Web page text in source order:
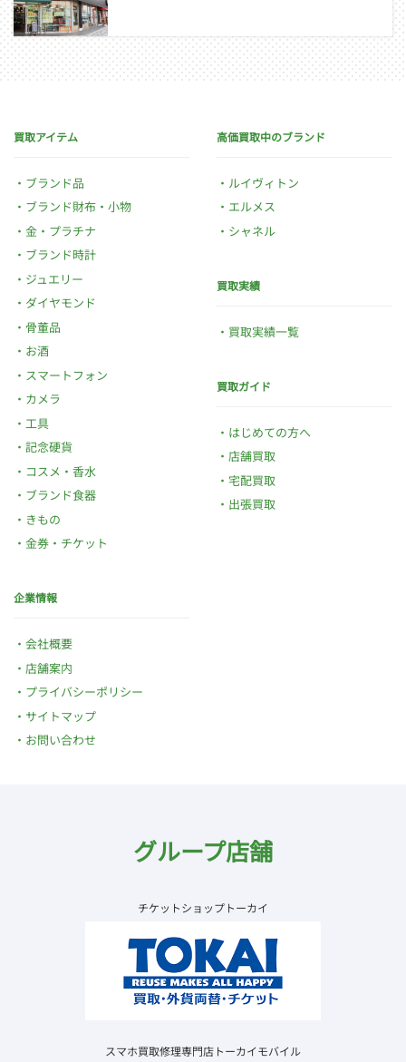
買取アイテム
ブランド品
ブランド財布・小物
金・プラチナ
ブランド時計
ジュエリー
ダイヤモンド
骨董品
お酒
スマートフォン
カメラ
工具
記念硬貨
コスメ・香水
ブランド食器
きもの
金券・チケット
高価買取中のブランド
ルイヴィトン
エルメス
シャネル
買取実績
買取実績一覧
買取ガイド
はじめての方へ
店舗買取
宅配買取
出張買取
企業情報
会社概要
店舗案内
プライバシーポリシー
サイトマップ
お問い合わせ
グループ店舗
チケットショップトーカイ
スマホ買取修理専門店トーカイモバイル